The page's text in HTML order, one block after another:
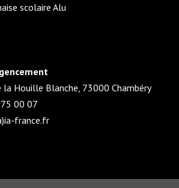
scolaire Alu
la Houille Blanche, 73000 Chambéry
00 07
france.fr